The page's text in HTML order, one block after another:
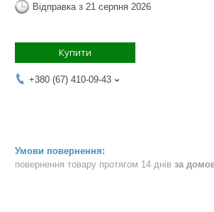
Відправка з 21 серпня 2026
Купити
+380 (67) 410-09-43
повернення товару протягом 14 днів за